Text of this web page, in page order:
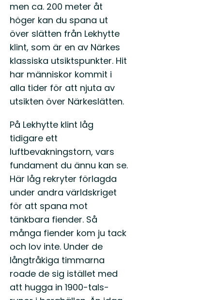
men ca. 200 meter åt
höger kan du spana ut
över slätten från Lekhytte
klint, som är en av Närkes
klassiska utsiktspunkter. Hit
har människor kommit i
alla tider för att njuta av
utsikten över Närkeslätten.
På Lekhytte klint låg
tidigare ett
luftbevakningstorn, vars
fundament du ännu kan se.
Här låg rekryter förlagda
under andra världskriget
för att spana mot
tänkbara fiender. Så
många fiender kom ju tack
och lov inte. Under de
långtråkiga timmarna
roade de sig istället med
att hugga in 1900-tals-